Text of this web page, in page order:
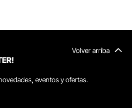
Volver arriba
eventos y ofertas.